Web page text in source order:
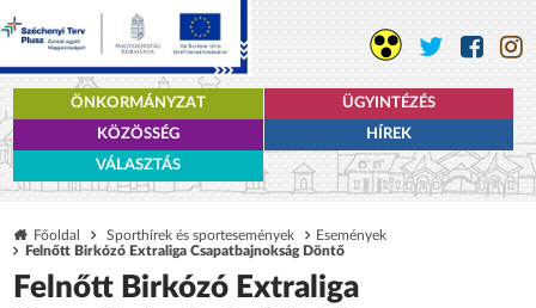
ÖNKORMÁNYZAT
ÜGYINTÉZÉS
KÖZÖSSÉG
HÍREK
VÁLASZTÁS
Főoldal Sporthírek és sportesemények
Események
Felnőtt Birkózó Extraliga Csapatbajnokság Döntő
Felnőtt Birkózó Extraliga